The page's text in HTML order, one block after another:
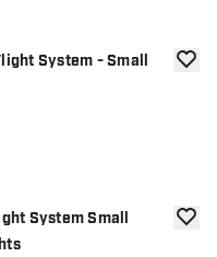
System - Small
System Small